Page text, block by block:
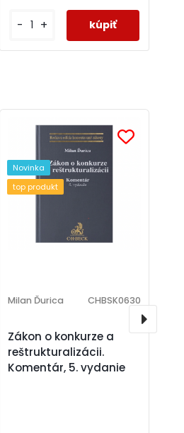
- +
Zákon o konkurze a
reštrukturalizácii.
Komentár, 5. vydanie
Milan Ďurica CHBSK0630
Novinka
top produkt